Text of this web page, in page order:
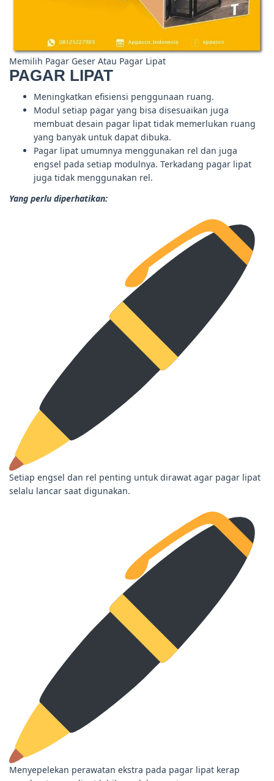
Memilih Pagar Geser Atau Pagar Lipat
PAGAR LIPAT
Meningkatkan efisiensi penggunaan ruang.
Modul setiap pagar yang bisa disesuaikan juga
membuat desain pagar lipat tidak memerlukan ruang
yang banyak untuk dapat dibuka.
Pagar lipat umumnya menggunakan rel dan juga
engsel pada setiap modulnya. Terkadang pagar lipat
juga tidak menggunakan rel.
Yang perlu diperhatikan:
Setiap engsel dan rel penting untuk dirawat agar pagar lipat
selalu lancar saat digunakan.
Menyepelekan perawatan ekstra pada pagar lipat kerap